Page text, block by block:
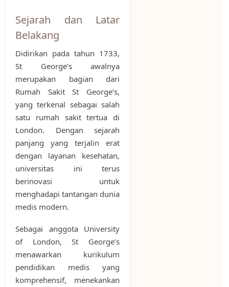
Sejarah dan Latar
Belakang
Didirikan pada tahun 1733,
St George’s awalnya
merupakan bagian dari
Rumah Sakit St George’s,
yang terkenal sebagai salah
satu rumah sakit tertua di
London. Dengan sejarah
panjang yang terjalin erat
dengan layanan kesehatan,
universitas ini terus
berinovasi untuk
menghadapi tantangan dunia
medis modern.
Sebagai anggota University
of London, St George’s
menawarkan kurikulum
pendidikan medis yang
komprehensif, menekankan